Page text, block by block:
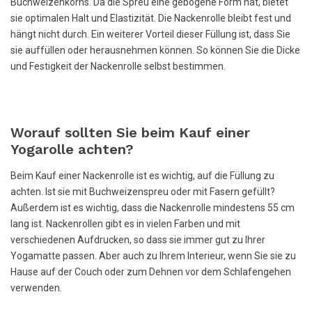
sie optimalen Halt und Elastizität. Die Nackenrolle bleibt fest und
hängt nicht durch. Ein weiterer Vorteil dieser Füllung ist, dass Sie
sie auffüllen oder herausnehmen können. So können Sie die Dicke
und Festigkeit der Nackenrolle selbst bestimmen.
Worauf sollten Sie beim Kauf einer
Yogarolle achten?
Beim Kauf einer Nackenrolle ist es wichtig, auf die Füllung zu
achten. Ist sie mit Buchweizenspreu oder mit Fasern gefüllt?
Außerdem ist es wichtig, dass die Nackenrolle mindestens 55 cm
lang ist. Nackenrollen gibt es in vielen Farben und mit
verschiedenen Aufdrucken, so dass sie immer gut zu Ihrer
Yogamatte passen. Aber auch zu Ihrem Interieur, wenn Sie sie zu
Hause auf der Couch oder zum Dehnen vor dem Schlafengehen
verwenden.